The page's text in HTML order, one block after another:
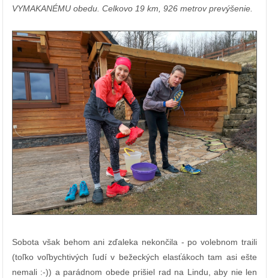
VYMAKANÉMU obedu. Celkovo 19 km, 926 metrov prevýšenie.
Sobota však behom ani zďaleka nekončila - po volebnom traili
(toľko voľbychtivých ľudí v bežeckých elasťákoch tam asi ešte
nemali :-)) a parádnom obede prišiel rad na Lindu, aby nie len